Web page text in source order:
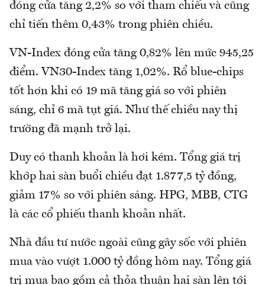
đóng cửa tăng 2,2% so với tham chiếu và cũng
chỉ tiến thêm 0,43% trong phiên chiều.
VN-Index đóng cửa tăng 0,82% lên mức 945,25
điểm. VN30-Index tăng 1,02%. Rổ blue-chips
tốt hơn khi có 19 mã tăng giá so với phiên
sáng, chỉ 6 mã tụt giá. Như thế chiều nay thị
trường đã mạnh trở lại.
Duy có thanh khoản là hơi kém. Tổng giá trị
khớp hai sàn buổi chiều đạt 1.877,5 tỷ đồng,
giảm 17% so với phiên sáng. HPG, MBB, CTG
là các cổ phiếu thanh khoản nhất.
Nhà đầu tư nước ngoài cũng gây sốc với phiên
mua vào vượt 1.000 tỷ đồng hôm nay. Tổng giá
trị mua bao gồm cả thỏa thuận hai sàn lên tới